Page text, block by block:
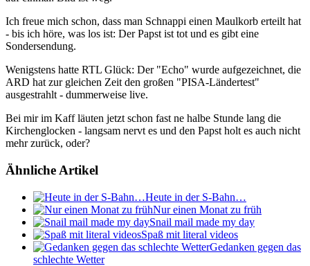
Ich freue mich schon, dass man Schnappi einen Maulkorb erteilt hat
- bis ich höre, was los ist: Der Papst ist tot und es gibt eine
Sondersendung.
Wenigstens hatte RTL Glück: Der "Echo" wurde aufgezeichnet, die
ARD hat zur gleichen Zeit den großen "PISA-Ländertest"
ausgestrahlt - dummerweise live.
Bei mir im Kaff läuten jetzt schon fast ne halbe Stunde lang die
Kirchenglocken - langsam nervt es und den Papst holt es auch nicht
mehr zurück, oder?
Ähnliche Artikel
Heute in der S-Bahn…
Nur einen Monat zu früh
Snail mail made my day
Spaß mit literal videos
Gedanken gegen das
schlechte Wetter